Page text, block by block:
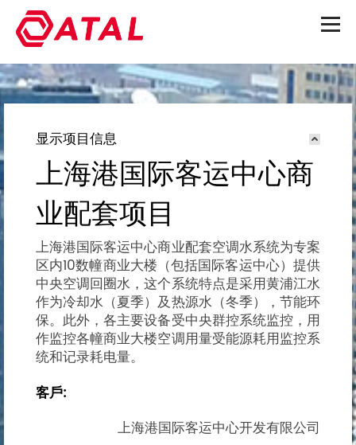
显示项目信息
上海港国际客运中心商
业配套项目
上海港国际客运中心商业配套空调水系统为专案
区内10数幢商业大楼（包括国际客运中心）提供
中央空调回圈水，这个系统特点是采用黄浦江水
作为冷却水（夏季）及热源水（冬季），节能环
保。此外，各主要设备受中央群控系统监控，用
作监控各幢商业大楼空调用量受能源耗用监控系
统和记录耗电量。
客戶:
上海港国际客运中心开发有限公司